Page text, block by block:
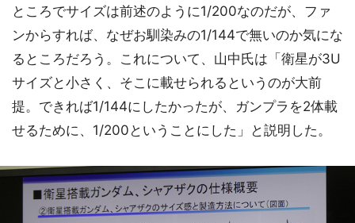
ところでサイズは前述のように1/200なのだが、ファ
ンからすれば、なぜお馴染みの1/144で無いのか気にな
るところだろう。これについて、山中氏は「衛星が3U
サイズと小さく、そこに載せられるというのが大前
提。できれば1/144にしたかったが、ガンプラを2体載
せるために、1/200ということにした」と説明した。